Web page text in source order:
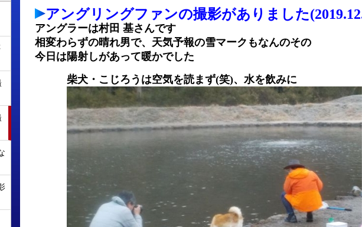
アングリングファンの撮影がありました
アングラーは村田 基さんです
相変わらずの晴れ男で、天気予報の雪マークもなんのその
今日は陽射しがあって暖かでした
柴犬・こじろうは空気を読まず(笑)、水を飲みに